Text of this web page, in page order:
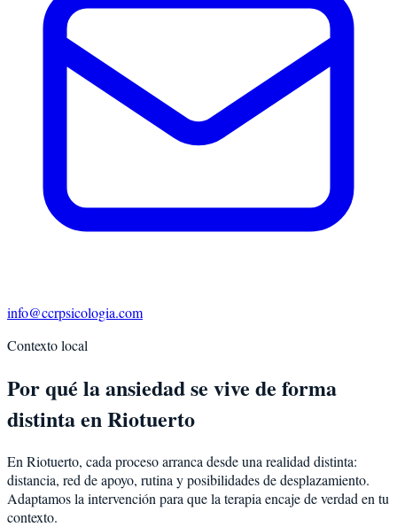
info@ccrpsicologia.com
Contexto local
Por qué la ansiedad se vive de forma
distinta en Riotuerto
En Riotuerto, cada proceso arranca desde una realidad distinta:
distancia, red de apoyo, rutina y posibilidades de desplazamiento.
Adaptamos la intervención para que la terapia encaje de verdad en tu
contexto.